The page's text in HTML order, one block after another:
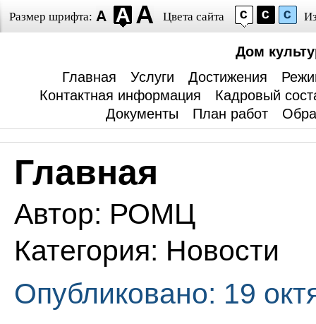
Размер шрифта: Цвета сайта
Дом
Главная
Услуги Достижения
Контактная информация
Кадровый
Документы
План работ
Главная
Автор: РОМЦ
Категория: Новости
Опубликовано: 19